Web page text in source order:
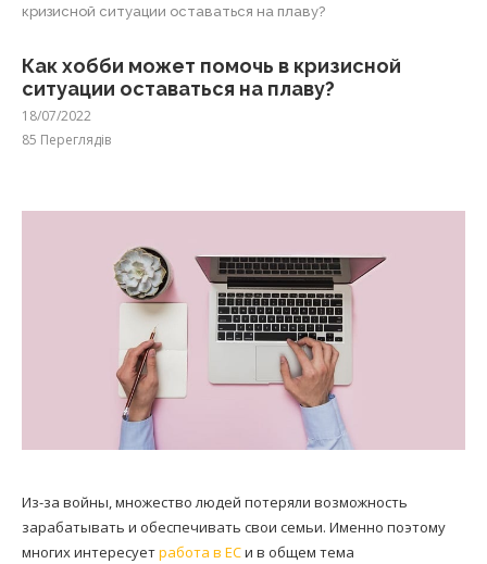
кризисной ситуации оставаться на плаву?
Как хобби может помочь в кризисной
ситуации оставаться на плаву?
18/07/2022
85 Переглядів
Из-за войны, множество людей потеряли возможность
зарабатывать и обеспечивать свои семьи. Именно поэтому
многих интересуетработа в ЕСи в общем тема